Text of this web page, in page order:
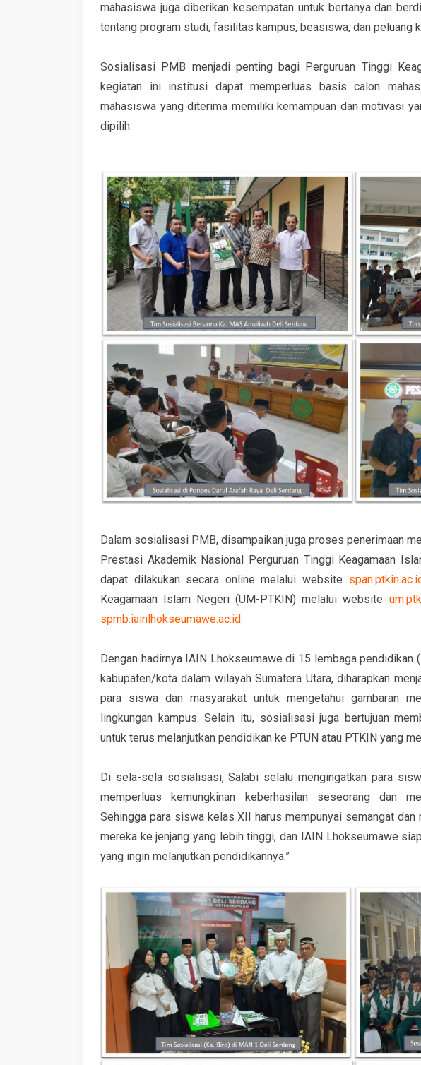
mahasiswa juga diberikan kesempatan untuk bertanya dan
tentang program studi, fasilitas kampus, beasiswa, dan peluang
Sosialisasi PMB menjadi penting bagi Perguruan Tinggi
kegiatan ini institusi dapat memperluas basis calon
mahasiswa yang diterima memiliki kemampuan dan motivasi
dipilih.
Dalam sosialisasi PMB, disampaikan juga proses penerimaan
Prestasi Akademik Nasional Perguruan Tinggi Keagamaan
dapat dilakukan secara online melalui website
Keagamaan Islam Negeri (UM-PTKIN) melalui website
spmb.iainlhokseumawe.ac.id.
Dengan hadirnya IAIN Lhokseumawe di 15 lembaga pendidikan
kabupaten/kota dalam wilayah Sumatera Utara, diharapkan
para siswa dan masyarakat untuk mengetahui gambaran
lingkungan kampus. Selain itu, sosialisasi juga bertujuan
untuk terus melanjutkan pendidikan ke PTUN atau PTKIN yang
Di sela-sela sosialisasi, Salabi selalu mengingatkan para
memperluas kemungkinan keberhasilan seseorang dan
Sehingga para siswa kelas XII harus mempunyai semangat
mereka ke jenjang yang lebih tinggi, dan IAIN Lhokseumawe
yang ingin melanjutkan pendidikannya.”